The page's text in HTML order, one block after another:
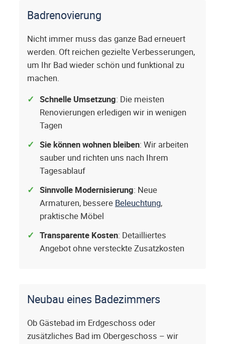
Badrenovierung
Nicht immer muss das ganze Bad erneuert
werden. Oft reichen gezielte Verbesserungen,
um Ihr Bad wieder schön und funktional zu
machen.
Schnelle Umsetzung: Die meisten
Renovierungen erledigen wir in wenigen
Tagen
Sie können wohnen bleiben: Wir arbeiten
sauber und richten uns nach Ihrem
Tagesablauf
Sinnvolle Modernisierung: Neue
Armaturen, bessere Beleuchtung,
praktische Möbel
Transparente Kosten: Detailliertes
Angebot ohne versteckte Zusatzkosten
Neubau eines Badezimmers
Ob Gästebad im Erdgeschoss oder
zusätzliches Bad im Obergeschoss – wir